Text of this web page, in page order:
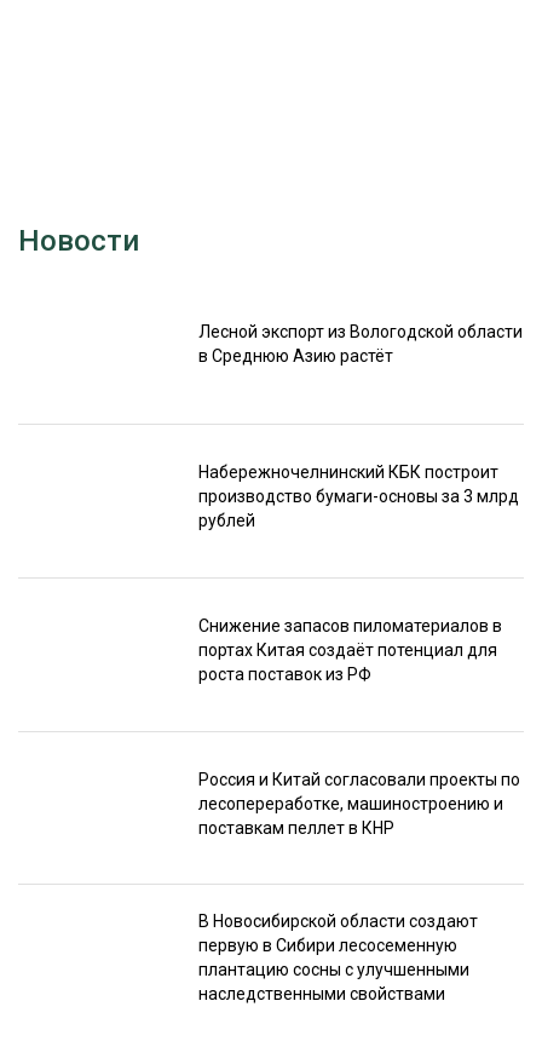
Новости
Лесной экспорт из Вологодской области
в Среднюю Азию растёт
Набережночелнинский КБК построит
производство бумаги-основы за 3 млрд
рублей
Снижение запасов пиломатериалов в
портах Китая создаёт потенциал для
роста поставок из РФ
Россия и Китай согласовали проекты по
лесопереработке, машиностроению и
поставкам пеллет в КНР
В Новосибирской области создают
первую в Сибири лесосеменную
плантацию сосны с улучшенными
наследственными свойствами